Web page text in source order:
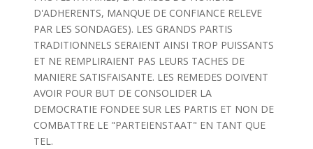
D'ADHERENTS, MANQUE DE CONFIANCE RELEVE
PAR LES SONDAGES). LES GRANDS PARTIS
TRADITIONNELS SERAIENT AINSI TROP PUISSANTS
ET NE REMPLIRAIENT PAS LEURS TACHES DE
MANIERE SATISFAISANTE. LES REMEDES DOIVENT
AVOIR POUR BUT DE CONSOLIDER LA
DEMOCRATIE FONDEE SUR LES PARTIS ET NON DE
COMBATTRE LE "PARTEIENSTAAT" EN TANT QUE
TEL.